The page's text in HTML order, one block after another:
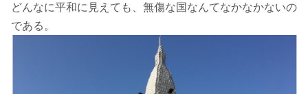
どんなに平和に見えても、無傷な国なんてなかなかないの
である。